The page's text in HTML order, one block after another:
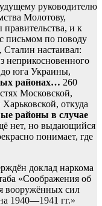
руководителю
Молотову,
и к
письмом по поводу
Сталин настаивал:
неприкосновенного
до юга Украины,
районах… 260
Московской,
откуда
районы в случае
нет, но выдающийся
понимает, где
доклад наркома
«Соображения об
вооружённых сил
1940—1941 гг.»